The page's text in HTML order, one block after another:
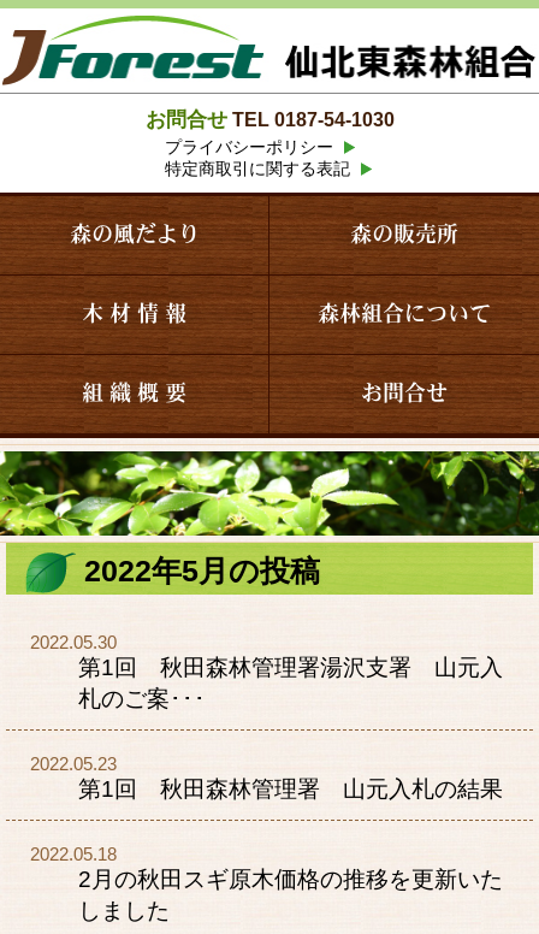
お問合せ TEL 0187-54-1030
プライバシーポリシー
特定商取引に関する表記
森の風だより 森の販売所
木 材 情 報 森林組合について
組 織 概 要 お問合せ
2022年5月の投稿
2022.05.30
第1回 秋田森林管理署湯沢支署 山元入
札のご案･･･
2022.05.23
第1回 秋田森林管理署 山元入札の結果
2022.05.18
2月の秋田スギ原木価格の推移を更新いた
しました